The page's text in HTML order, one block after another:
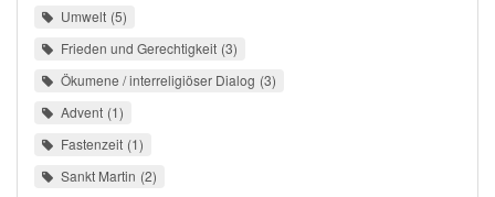
Umwelt 5
Frieden und Gerechtigkeit 3
Ökumene / interreligiöser Dialog 3
Advent 1
Fastenzeit 1
Sankt Martin 2